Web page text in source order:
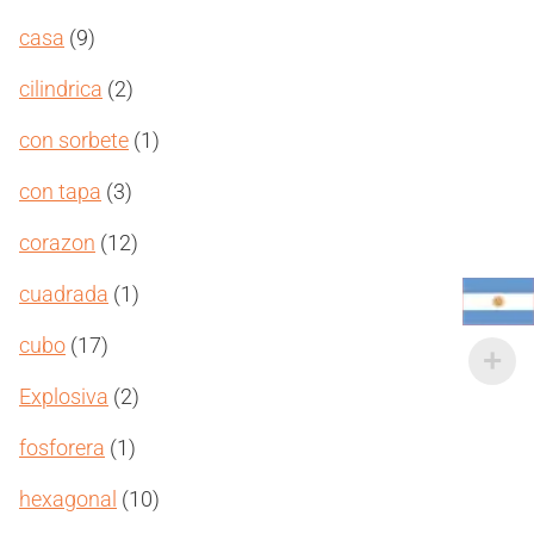
casa 99
cilindrica 22
con sorbete 11
con tapa 33
corazon 1212
cuadrada 11
cubo 1717
Explosiva 22
fosforera 11
hexagonal 1010